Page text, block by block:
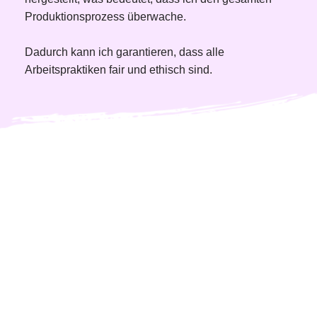
Produktionsprozess überwache.
Dadurch kann ich garantieren, dass alle
Arbeitspraktiken fair und ethisch sind.